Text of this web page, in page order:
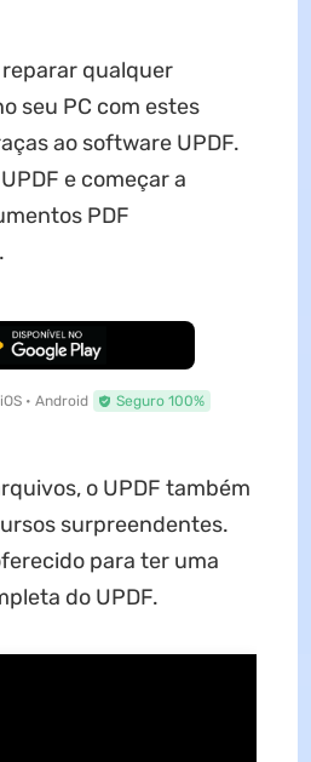
qualquer
seu PC com estes
ao software UPDF.
e começar a
PDF
Grátis
• Android Seguro 100%
o UPDF também
surpreendentes.
para ter uma
do UPDF.